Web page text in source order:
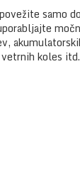
samo
koles itd.